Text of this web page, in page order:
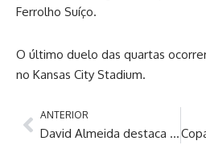
Ferrolho Suíço.
O último duelo das quartas
no Kansas City Stadium.
ANTERIOR
David Almeida destaca força de novas lideranças durante lançamento da pré-candidatura de Janjão